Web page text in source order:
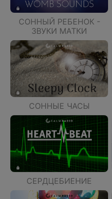
СОННЫЙ РЕБЕНОК -
ЗВУКИ МАТКИ
СОННЫЕ ЧАСЫ
СЕРДЦЕБИЕНИЕ